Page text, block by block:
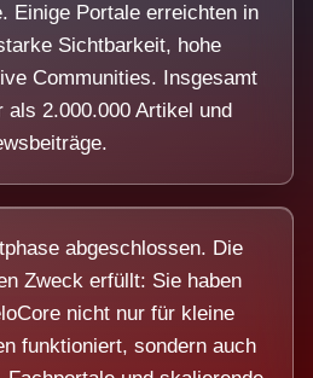
Einige Portale erreichten in
Sichtbarkeit, hohe
Communities. Insgesamt
als 2.000.000 Artikel und
abgeschlossen. Die
Zweck erfüllt: Sie haben
nicht nur für kleine
funktioniert, sondern auch